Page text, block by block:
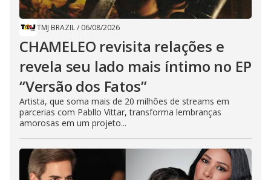
TMJ BRAZIL/ 06/08/2026
CHAMELEO revisita relações e
revela seu lado mais íntimo no EP
“Versão dos Fatos”
Artista, que soma mais de 20 milhões de streams em
parcerias com Pabllo Vittar, transforma lembranças
amorosas em um projeto...